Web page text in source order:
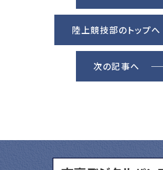
陸上競技部のトップへ
次の記事へ